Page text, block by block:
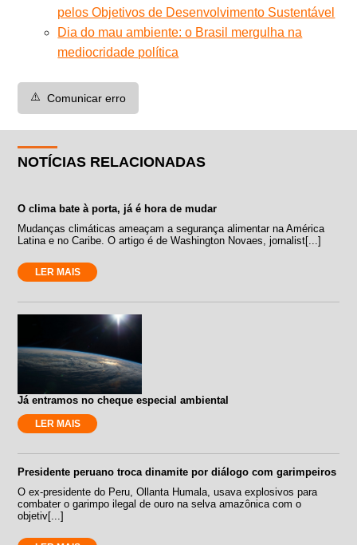
pelos Objetivos de Desenvolvimento Sustentável
Dia do mau ambiente: o Brasil mergulha na
mediocridade política
⚠️ Comunicar erro
NOTÍCIAS RELACIONADAS
O clima bate à porta, já é hora de mudar
Mudanças climáticas ameaçam a segurança alimentar na América
Latina e no Caribe. O artigo é de Washington Novaes, jornalist[...]
LER MAIS
Já entramos no cheque especial ambiental
LER MAIS
Presidente peruano troca dinamite por diálogo com garimpeiros
O ex-presidente do Peru, Ollanta Humala, usava explosivos para
combater o garimpo ilegal de ouro na selva amazônica com o
objetiv[...]